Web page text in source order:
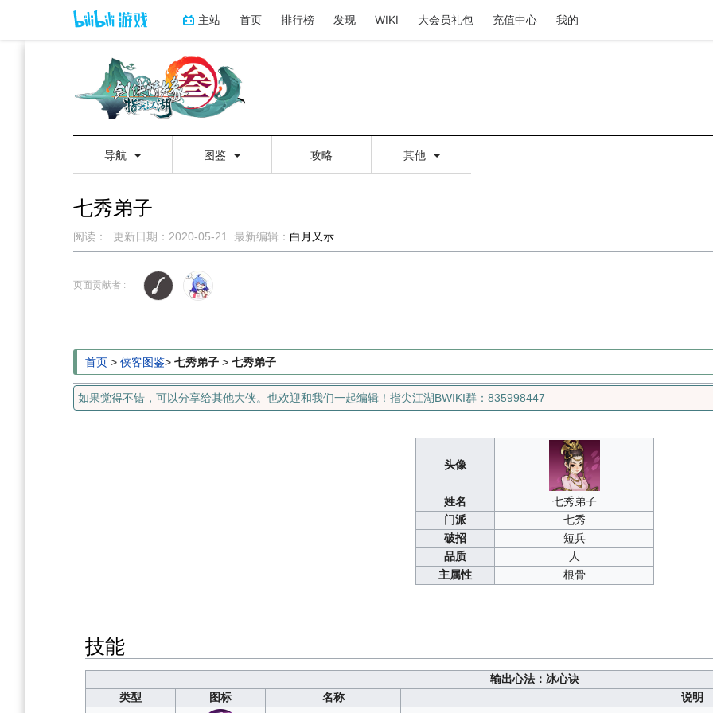
主站 首页 排行榜 发现 WIKI 大会员礼包 充值中心 我的
导航 图鉴 攻略 其他
七秀弟子
阅读： 更新日期： 2020-05-21 最新编辑： 白月又示
到
到
页面贡献者 :
首页 > 侠客图鉴> 七秀弟子 > 七秀弟子
如果觉得不错，可以分享给其他大侠。也欢迎和我们一起编辑！指尖江湖BWIKI群：835998447
头像
姓名
七秀弟子
门派
七秀
破招
短兵
品质
人
主属性
根骨
技能
输出心法：冰心诀
类型
图标 名称 说明